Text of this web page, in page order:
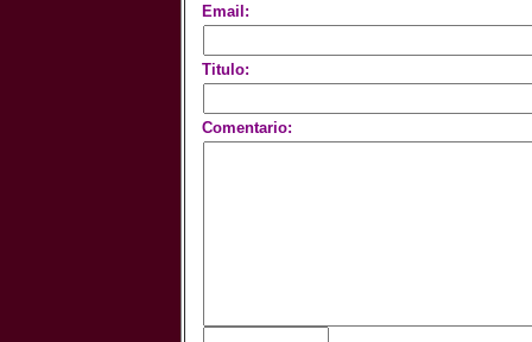
Email:
Titulo:
Comentario: